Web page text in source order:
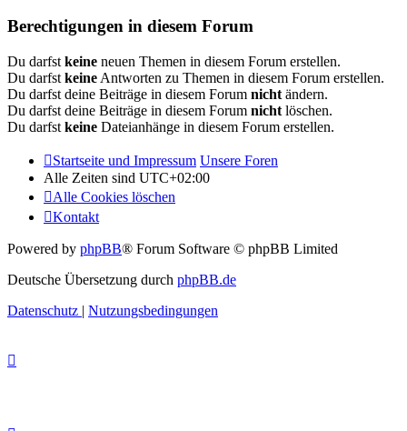
Berechtigungen in diesem Forum
Du darfst keine neuen Themen in diesem Forum erstellen.
Du darfst keine Antworten zu Themen in diesem Forum erstellen.
Du darfst deine Beiträge in diesem Forum nicht ändern.
Du darfst deine Beiträge in diesem Forum nicht löschen.
Du darfst keine Dateianhänge in diesem Forum erstellen.
Startseite und Impressum Unsere Foren
Alle Zeiten sind UTC+02:00
Alle Cookies löschen
Kontakt
Powered by phpBB® Forum Software © phpBB Limited
Deutsche Übersetzung durch phpBB.de
Datenschutz | Nutzungsbedingungen